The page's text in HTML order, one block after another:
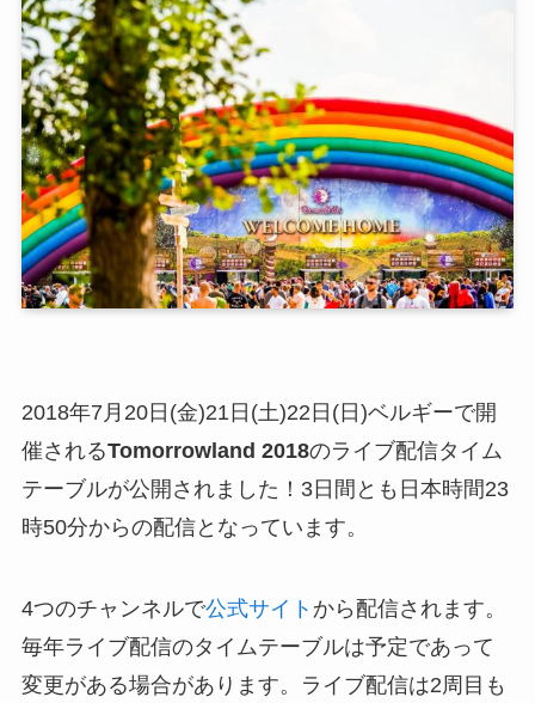
2018年7月20日(金)21日(土)22日(日)ベルギーで開
催されるTomorrowland 2018のライブ配信タイム
テーブルが公開されました！3日間とも日本時間23
時50分からの配信となっています。
4つのチャンネルで公式サイト から配信されます。
毎年ライブ配信のタイムテーブルは予定であって
変更がある場合があります。ライブ配信は2周目も